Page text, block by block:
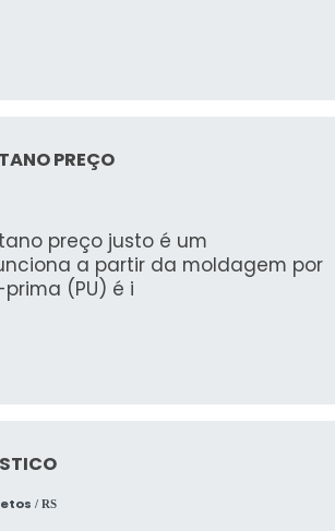
PREÇO
preço justo é um
a partir da moldagem por
(PU) é i
/ RS